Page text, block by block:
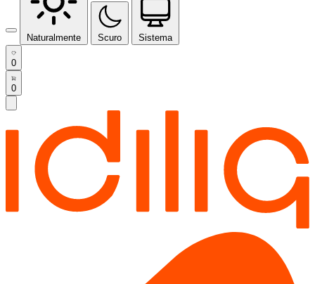
Naturalmente Scuro Sistema
0
0